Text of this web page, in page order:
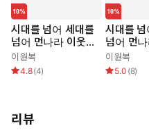
시대를 넘어 세대를
넘어 먼나라 이웃나
라 3 도이칠란트
이원복
4.8(4)
시대를
넘어 먼
라 1 네덜
이원복
5.0 (8)
리뷰